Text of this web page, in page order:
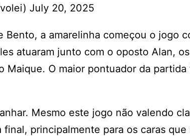
July 20, 2025
Bento, a amarelinha começou o jogo
atuaram junto com o oposto Alan,
Maique. O maior pontuador da
Mesmo este jogo não valendo
final, principalmente para os caras